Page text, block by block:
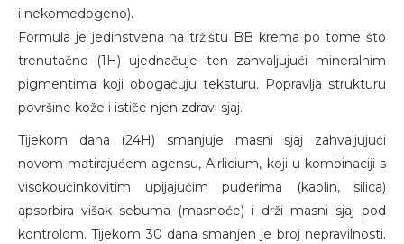
i nekomedogeno).
Formula je jedinstvena na tržištu BB krema po tome što
trenutačno (1H) ujednačuje ten zahvaljujući mineralnim
pigmentima koji obogaćuju teksturu. Popravlja strukturu
površine kože i ističe njen zdravi sjaj.
Tijekom dana (24H) smanjuje masni sjaj zahvaljujući
novom matirajućem agensu, Airlicium, koji u kombinaciji s
visokoučinkovitim upijajućim puderima (kaolin, silica)
apsorbira višak sebuma (masnoće) i drži masni sjaj pod
kontrolom. Tijekom 30 dana smanjen je broj nepravilnosti.